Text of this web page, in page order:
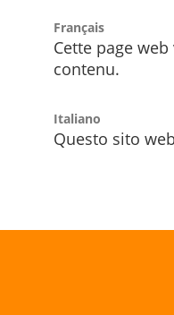
Français
Cette page
contenu.
Italiano
Questo sito